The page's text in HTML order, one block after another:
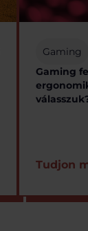
Gaming
Gaming
Tudjon